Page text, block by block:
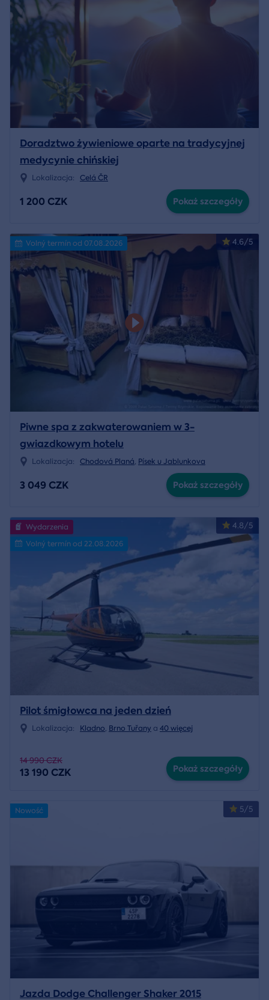
Doradztwo żywieniowe oparte na tradycyjnej
medycynie chińskiej
Lokalizacja: Celá ČR
1 200 CZK Pokaż szczegóły
4.6/5
Volný termín od 07.08.2026
Piwne spa z zakwaterowaniem w 3-
gwiazdkowym hotelu
Lokalizacja: Chodová Planá, Písek u Jablunkova
3 049 CZK Pokaż szczegóły
4.8/5
Wydarzenia
Volný termín od 22.08.2026
Pilot śmigłowca na jeden dzień
Lokalizacja: Kladno, Brno Tuřany a 40 więcej
14 990 CZK
13 190 CZK Pokaż szczegóły
5/5
Nowość
Jazda Dodge Challenger Shaker 2015